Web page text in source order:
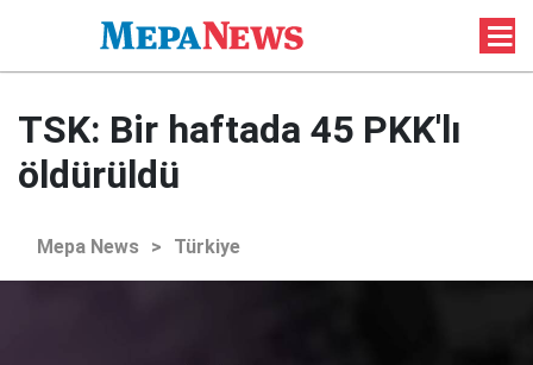
TSK: Bir haftada 45 PKK'lı
öldürüldü
Mepa News > Türkiye